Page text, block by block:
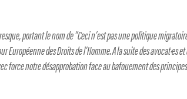
portant le nom de “Ceci n’est pas une politique
des Droits de l’Homme. A la suite des avocat·es
force notre désapprobation face au bafouement des